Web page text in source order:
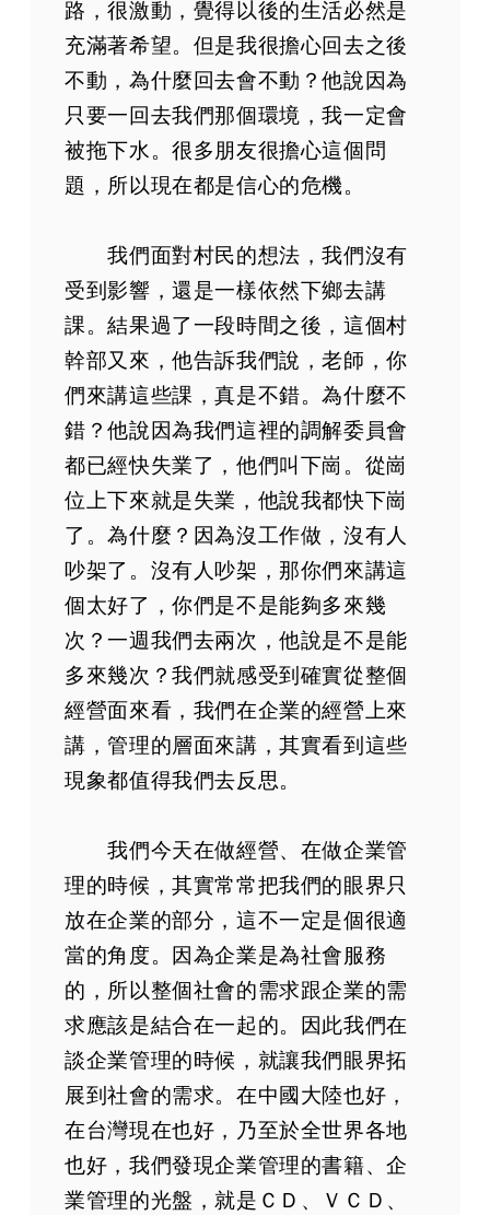
路，很激動，覺得以後的生活必然是
充滿著希望。但是我很擔心回去之後
不動，為什麼回去會不動？他說因為
只要一回去我們那個環境，我一定會
被拖下水。很多朋友很擔心這個問
題，所以現在都是信心的危機。
我們面對村民的想法，我們沒有
受到影響，還是一樣依然下鄉去講
課。結果過了一段時間之後，這個村
幹部又來，他告訴我們說，老師，你
們來講這些課，真是不錯。為什麼不
錯？他說因為我們這裡的調解委員會
都已經快失業了，他們叫下崗。從崗
位上下來就是失業，他說我都快下崗
了。為什麼？因為沒工作做，沒有人
吵架了。沒有人吵架，那你們來講這
個太好了，你們是不是能夠多來幾
次？一週我們去兩次，他說是不是能
多來幾次？我們就感受到確實從整個
經營面來看，我們在企業的經營上來
講，管理的層面來講，其實看到這些
現象都值得我們去反思。
我們今天在做經營、在做企業管
理的時候，其實常常把我們的眼界只
放在企業的部分，這不一定是個很適
當的角度。因為企業是為社會服務
的，所以整個社會的需求跟企業的需
求應該是結合在一起的。因此我們在
談企業管理的時候，就讓我們眼界拓
展到社會的需求。在中國大陸也好，
在台灣現在也好，乃至於全世界各地
也好，我們發現企業管理的書籍、企
業管理的光盤，就是ＣＤ、ＶＣＤ、